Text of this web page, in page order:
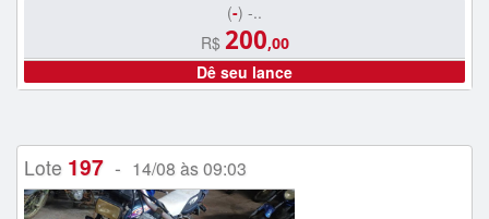
(-) -..
R$ 200,00
Dê seu lance
Lote 197 - 14/08 às 09:03